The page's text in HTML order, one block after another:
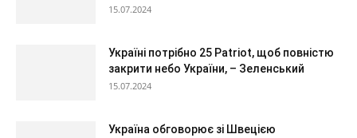
15.07.2024
Україні потрібно 25 Patriot, щоб повністю
закрити небо України, – Зеленський
15.07.2024
Україна обговорює зі Швецією